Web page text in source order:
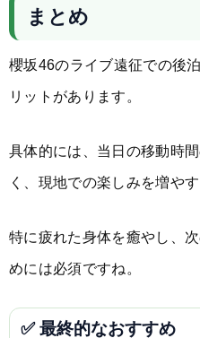
まとめ
櫻坂46のライブ遠征での後
リットがあります。
具体的には、当日の移動時
く、現地での楽しみを増や
特に疲れた身体を癒やし、
めには必須ですね。
✅ 最終的なおすすめ